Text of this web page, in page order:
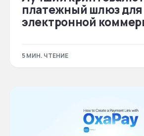
платежный шлюз для
электронной
5 МИН. ЧТЕНИЕ